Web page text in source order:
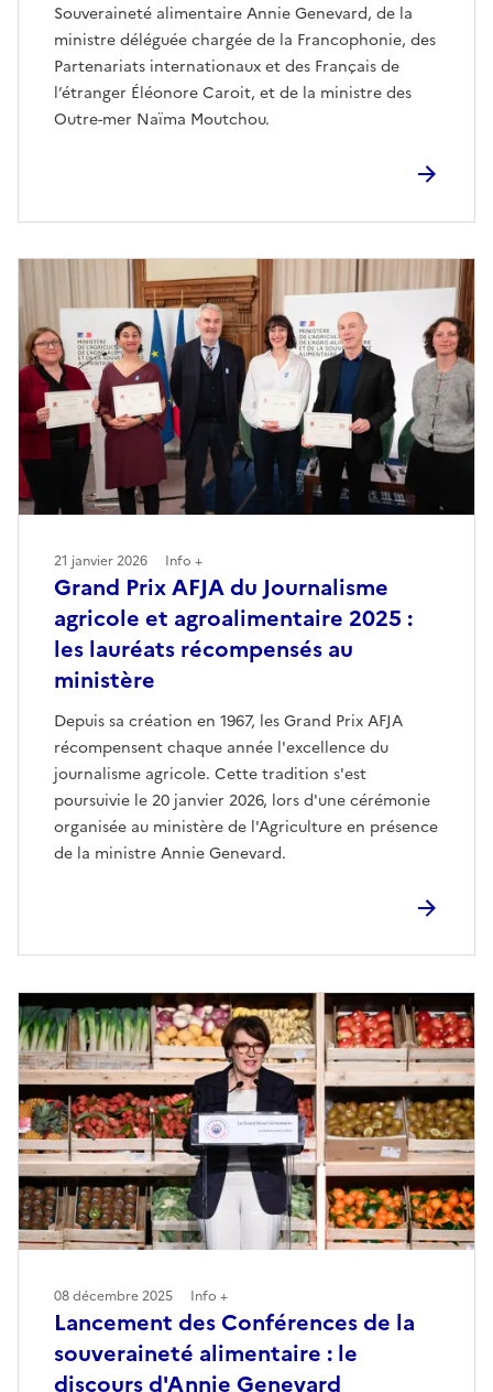
Souveraineté alimentaire Annie Genevard, de la
ministre déléguée chargée de la Francophonie, des
Partenariats internationaux et des Français de
l’étranger Éléonore Caroit, et de la ministre des
Outre-mer Naïma Moutchou.
Grand Prix AFJA du Journalisme
agricole et agroalimentaire 2025 :
les lauréats récompensés au
ministère
Depuis sa création en 1967, les Grand Prix AFJA
récompensent chaque année l'excellence du
journalisme agricole. Cette tradition s'est
poursuivie le 20 janvier 2026, lors d'une cérémonie
organisée au ministère de l'Agriculture en présence
de la ministre Annie Genevard.
21 janvier 2026 Info +
Lancement des Conférences de la
souveraineté alimentaire : le
discours d'Annie Genevard
08 décembre 2025 Info +